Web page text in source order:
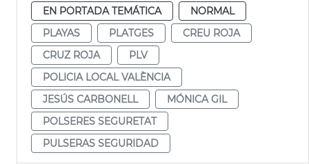
EN PORTADA TEMÁTICA
NORMAL
PLAYAS
PLATGES
CREU ROJA
CRUZ ROJA
PLV
POLICIA LOCAL VALÈNCIA
JESÚS CARBONELL
MÓNICA GIL
POLSERES SEGURETAT
PULSERAS SEGURIDAD